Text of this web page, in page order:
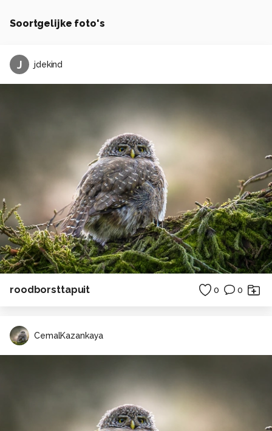
Soortgelijke foto's
J jdekind
roodborsttapuit 0 0
CemalKazankaya